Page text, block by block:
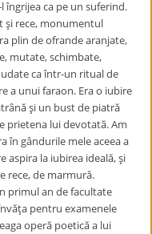
îngrijea ca pe un suferind.
şi rece, monumentul
plin de ofrande aranjate,
mutate, schimbate,
ca într-un ritual de
a unui faraon. Era o iubire
şi un bust de piatră
prietena lui devotată. Am
în gândurile mele aceea a
aspira la iubirea ideală, şi
rece, de marmură.
primul an de facultate
pentru examenele
operă poetică a lui